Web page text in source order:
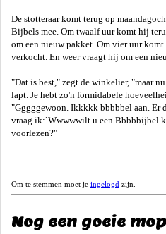
De stotteraar komt terug op
Bijbels mee. Om twaalf uur komt hij
om een nieuw pakket. Om vier uur
verkocht. En weer vraagt hij om een
"Dat is best," zegt de winkelier, "maar
lapt. Je hebt zo'n formidabele
"Gggggewoon. Ikkkkk bbbbbel aan. Er
vraag ik:`Wwwwwilt u een Bbbbbijbel
voorlezen?"
Om te stemmen moet je ingelogd zijn.
Nog een goeie